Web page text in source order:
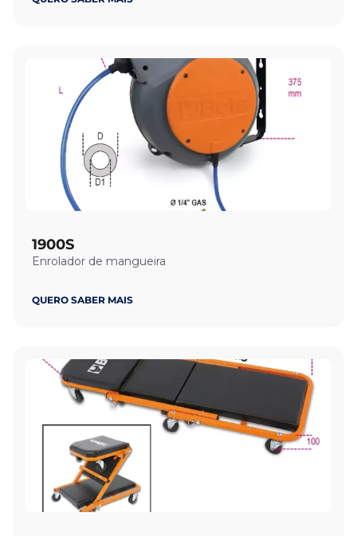
1900S
Enrolador de mangueira
QUERO SABER MAIS